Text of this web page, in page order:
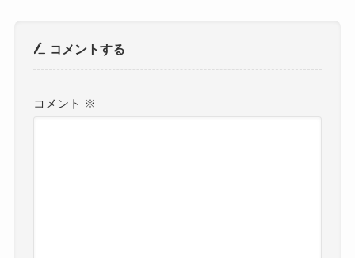
コメントする
コメント ※